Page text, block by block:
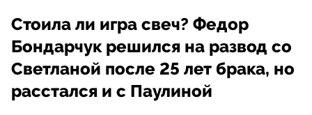
Стоила ли игра свеч? Федор
Бондарчук решился на развод со
Светланой после 25 лет брака, но
расстался и с Паулиной